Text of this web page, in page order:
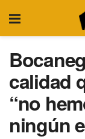
calidad
“no
ningún